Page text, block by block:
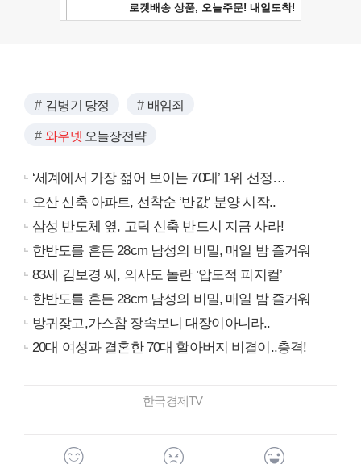
김병기 당정 배임죄
와우넷 오늘장전략
‘세계에서 가장 젊어 보이는 70대’ 1위 선정…
오산 신축 아파트, 선착순 ‘반값’ 분양 시작..
삼성 반도체 옆, 고덕 신축 반드시 지금 사라!
한반도를 흔든 28cm 남성의 비밀, 매일 밤 즐거워
83세 김보경 씨, 의사도 놀란 ‘압도적 피지컬’
한반도를 흔든 28cm 남성의 비밀, 매일 밤 즐거워
방귀잦고,가스참 장속보니 대장이아니라..
20대 여성과 결혼한 70대 할아버지 비결이..충격!
한국경제TV